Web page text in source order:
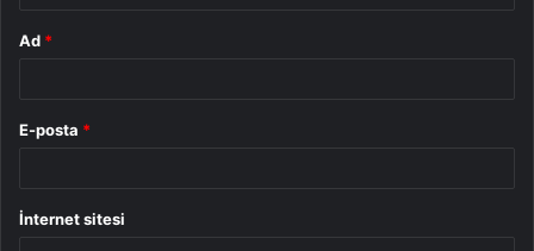
Ad *
E-posta *
İnternet sitesi